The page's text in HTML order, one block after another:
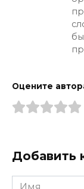
Оцените
Добавить
Имя